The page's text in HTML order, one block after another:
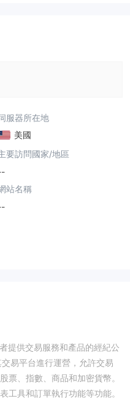
服器所在地
美國
要訪問國家/地區
站名稱
提供交易服務和產品的經紀公
易平台進行運營，允許交易
票、指數、商品和加密貨幣。
工具和訂單執行功能等功能。